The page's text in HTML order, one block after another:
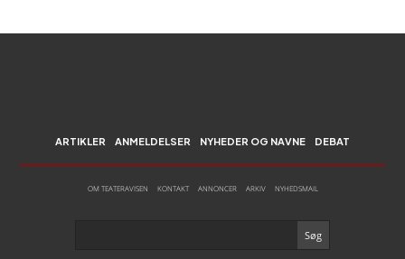
ARTIKLER ANMELDELSER NYHEDER OG NAVNE DEBAT
OM TEATERAVISEN KONTAKT ANNONCER ARKIV NYHEDSMAIL